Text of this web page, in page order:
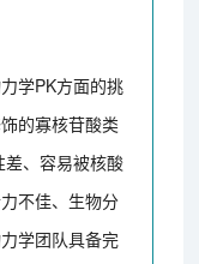
学PK方面的挑
的寡核苷酸类
、容易被核酸
不佳、生物分
学团队具备完